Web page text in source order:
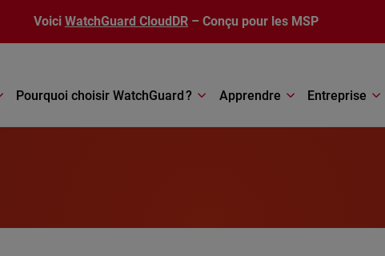
Voici WatchGuard CloudDR – Conçu pour les MSP
Pourquoi choisir WatchGuard ? Apprendre Entreprise